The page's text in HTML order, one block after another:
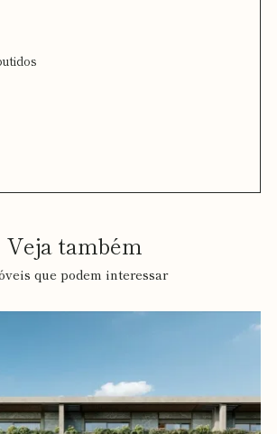
Veja também
que podem interessar